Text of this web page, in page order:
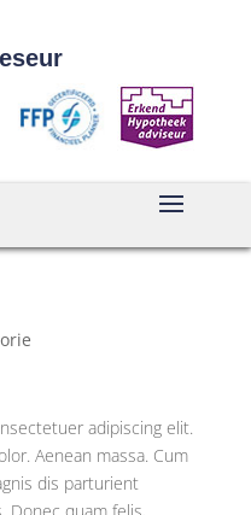
adipiscing elit.
Aenean massa. Cum
dis parturient